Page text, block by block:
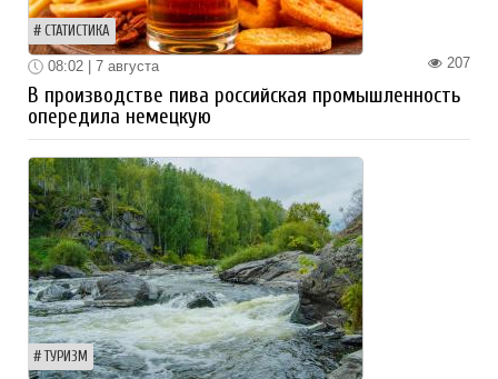
СТАТИСТИКА
207
08:02 | 7 августа
В производстве пива российская промышленность
опередила немецкую
ТУРИЗМ